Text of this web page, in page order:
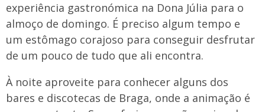
experiência gastronómica na Dona Júlia para o
almoço de domingo. É preciso algum tempo e
um estômago corajoso para conseguir desfrutar
de um pouco de tudo que ali encontra.
À noite aproveite para conhecer alguns dos
bares e discotecas de Braga, onde a animação é